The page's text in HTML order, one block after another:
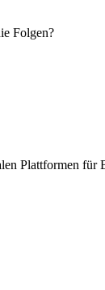
Folgen?
Plattformen für